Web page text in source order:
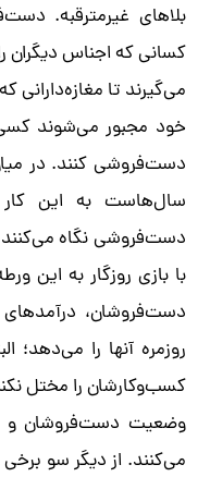
بلاهای غیرمترقبه.
کسانی که اجناس
می‌گیرند تا
خود مجبور می‌شوند
دست‌فروشی کنند. در
سال‌هاست به این
دست‌فروشی نگاه می‌کنند
با بازی روزگار به این
دست‌فروشان،
روزمره آنها را می‌دهد؛
کسب‌وکارشان را مختل
وضعیت دست‌فروشان و
می‌کنند. از دیگر سو برخی